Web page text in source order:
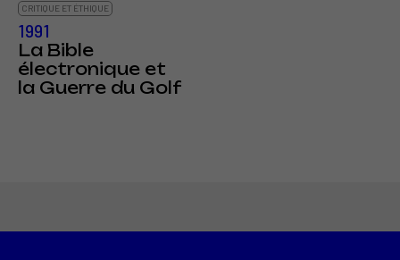
CRITIQUE ET ÉTHIQUE
1991
La Bible
électronique et
la Guerre du Golf